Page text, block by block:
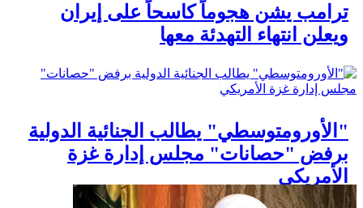
ترامب يشن هجوماً كاسحاً على إيران
ويعلن انتهاء التهدئة معها
"الأورومتوسطي" يطالب الجنائية الدولية
برفض "حصانات" مجلس إدارة غزة
الأمريكي